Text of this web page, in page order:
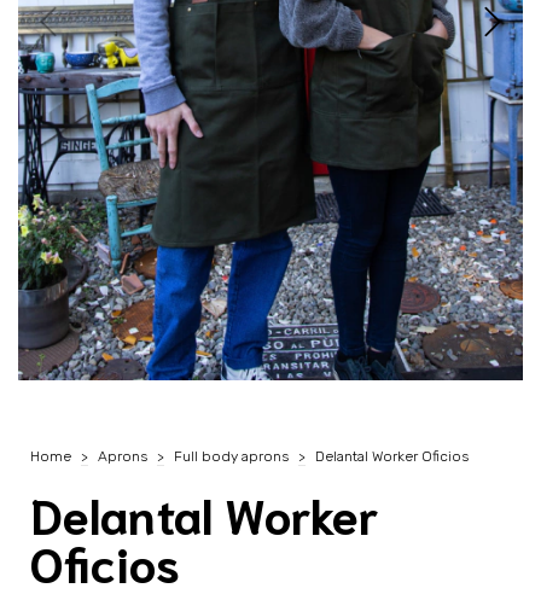
Home > Aprons > Full body aprons > Delantal Worker Oficios
Delantal Worker
Oficios